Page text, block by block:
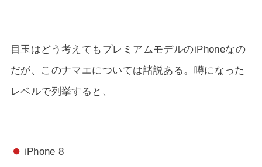
目玉はどう考えてもプレミアムモデルのiPhoneなの
だが、このナマエについては諸説ある。噂になった
レベルで列挙すると、
iPhone 8